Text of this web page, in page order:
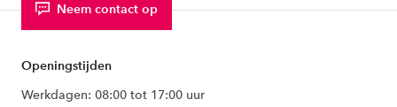
Neem contact op
Openingstijden
Werkdagen: 08:00 tot 17:00 uur